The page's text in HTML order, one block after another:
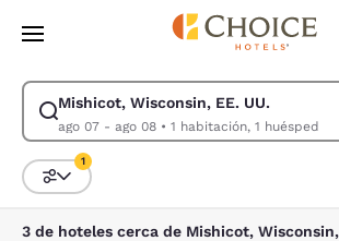
Pasar A Contenido Principal
Mishicot, Wisconsin, EE. UU.
ago 07 - ago 08• 1 habitación, 1 huésped
Modificar la búsqueda de Mishicot, Wisconsin,
Ordenar y filtrar
1